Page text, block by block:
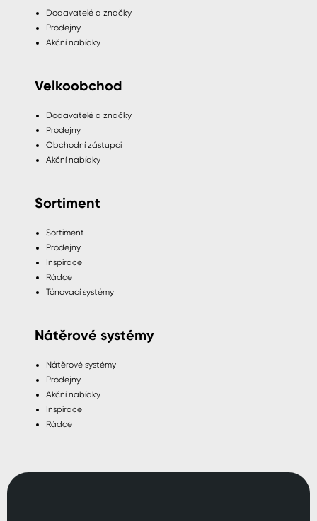
Dodavatelé a značky
Prodejny
Akční nabídky
Velkoobchod
Dodavatelé a značky
Prodejny
Obchodní zástupci
Akční nabídky
Sortiment
Sortiment
Prodejny
Inspirace
Rádce
Tónovací systémy
Nátěrové systémy
Nátěrové systémy
Prodejny
Akční nabídky
Inspirace
Rádce